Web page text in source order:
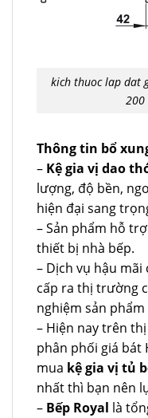
kich thuoc lap dat
200
Thông tin bổ
– Kệ gia vị dao
lượng, độ bền,
hiện đại sang
– Sản phẩm hỗ
thiết bị nhà bếp.
– Dịch vụ hậu
cấp ra thị trường
nghiệm sản
– Hiện nay trên
phân phối giá bát
mua kệ gia vị tủ
nhất thì bạn nên
– Bếp Royal là